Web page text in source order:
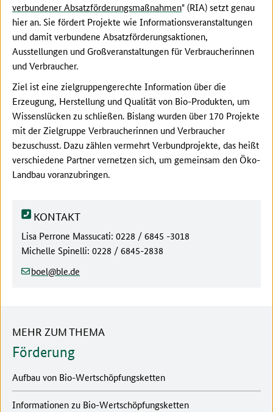
verbundener Absatzförderungsmaßnahmen" (RIA) setzt genau
hier an. Sie fördert Projekte wie Informationsveranstaltungen
und damit verbundene Absatzförderungsaktionen,
Ausstellungen und Großveranstaltungen für Verbraucherinnen
und Verbraucher.
Ziel ist eine zielgruppengerechte Information über die
Erzeugung, Herstellung und Qualität von Bio-Produkten, um
Wissenslücken zu schließen. Bislang wurden über 170 Projekte
mit der Zielgruppe Verbraucherinnen und Verbraucher
bezuschusst. Dazu zählen vermehrt Verbundprojekte, das heißt
verschiedene Partner vernetzen sich, um gemeinsam den Öko-
Landbau voranzubringen.
KONTAKT
Lisa Perrone Massucati: 0228 / 6845 -3018
Michelle Spinelli: 0228 / 6845-2838
boel (at)
ble(dot)
de
MEHR ZUM THEMA
Förderung
Aufbau von Bio-Wertschöpfungsketten
Informationen zu Bio-Wertschöpfungsketten